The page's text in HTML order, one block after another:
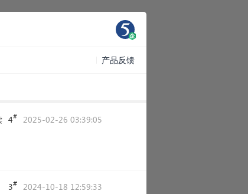
产品反馈
4# 2025-02-26 03:39:05
3# 2024-10-18 12:59:33